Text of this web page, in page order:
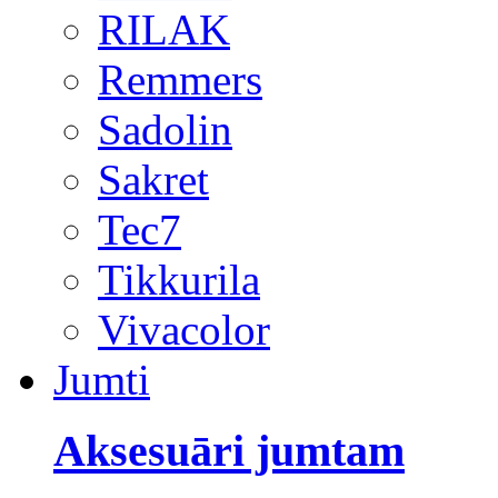
RILAK
Remmers
Sadolin
Sakret
Tec7
Tikkurila
Vivacolor
Jumti
Aksesuāri jumtam